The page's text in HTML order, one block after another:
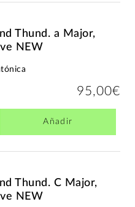
Thund. a Major,
NEW
95,00€
Añadir
Thund. C Major,
NEW